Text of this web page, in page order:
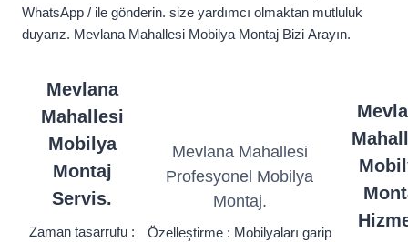
WhatsApp / ile gönderin. size yardımcı olmaktan mutluluk
duyarız. Mevlana Mahallesi Mobilya Montaj Bizi Arayın.
Mevlana
Mahallesi
Mobilya
Montaj
Servis.
Zaman tasarrufu :
Mevlana Mahallesi
Profesyonel Mobilya
Montaj.
Özelleştirme : Mobilyaları garip